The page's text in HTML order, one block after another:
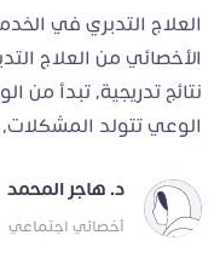
العلاج التدبري في
الأخصائي من العلاج
نتائج تدريجية، تبدأ
الوعي تتولد المشكلات،
د. هاجر المحمد
أخصائي اجتماعي